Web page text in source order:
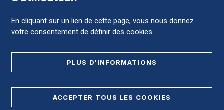
En cliquant sur un lien de cette page, vous nous donnez
votre consentement de définir des cookies.
PLUS D'INFORMATIONS
ACCEPTER TOUS LES COOKIES